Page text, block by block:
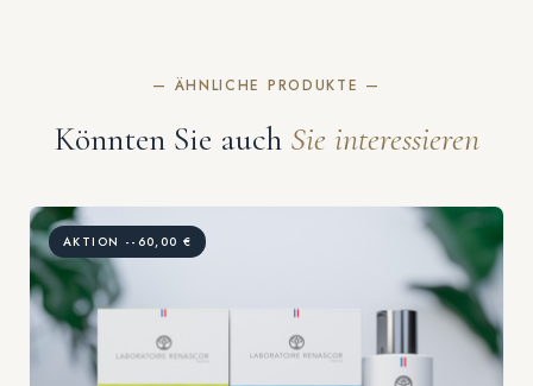
— ÄHNLICHE PRODUKTE —
Könnten Sie auch Sie interessieren
AKTION --60,00 €